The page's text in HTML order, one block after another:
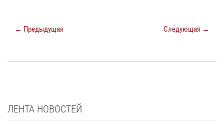
← Предыдущая Следующая →
ЛЕНТА НОВОСТЕЙ